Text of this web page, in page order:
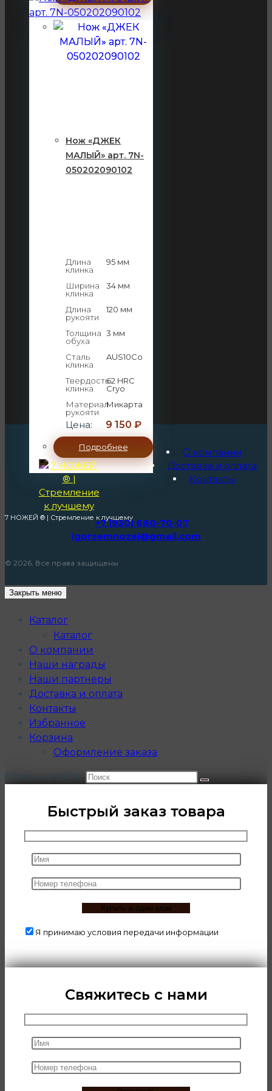
Нож «ДЖЕК
МАЛЫЙ» арт. 7N-
050202090102
Длина
клинка
95 мм
Ширина
клинка
34 мм
Длина
рукояти
120 мм
Толщина
обуха
3 мм
Сталь
клинка
AUS10Co
Твердость
клинка
62 HRC
Cryo
Материал
рукояти
Микарта
Цена: 9 150 ₽
Подробнее
7 НОЖЕЙ ® | Стремление к лучшему
О компании
Доставка и оплата
Контакты
+7 (930) 680-70-07
igorsemnozej@gmail.com
© 2026, Все права защищены
Закрыть меню
Каталог
Каталог
О компании
Наши награды
Наши партнеры
Доставка и оплата
Контакты
Избранное
Корзина
Оформление заказа
Поиск на сайте
Быстрый заказ товара
Я принимаю условия передачи информации
Свяжитесь с нами